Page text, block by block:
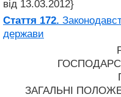
від 13.03.2012}
Стаття 172.
держави
ЗАГАЛЬНІ